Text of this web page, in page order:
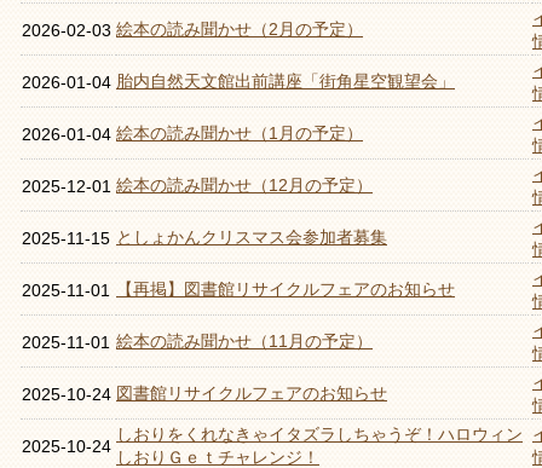
2026-02-03 絵本の読み聞かせ（2月の予定）
2026-01-04 胎内自然天文館出前講座「街角星空観望会」
2026-01-04 絵本の読み聞かせ（1月の予定）
2025-12-01 絵本の読み聞かせ（12月の予定）
2025-11-15 としょかんクリスマス会参加者募集
2025-11-01 【再掲】図書館リサイクルフェアのお知らせ
2025-11-01 絵本の読み聞かせ（11月の予定）
2025-10-24 図書館リサイクルフェアのお知らせ
2025-10-24
しおりをくれなきゃイタズラしちゃうぞ！ハロウィン
しおりＧｅｔチャレンジ！